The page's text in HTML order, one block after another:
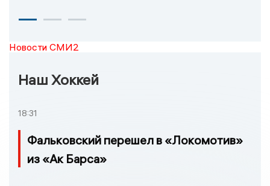
Новости СМИ2
Наш Хоккей
18:31
Фальковский перешел в «Локомотив»
из «Ак Барса»